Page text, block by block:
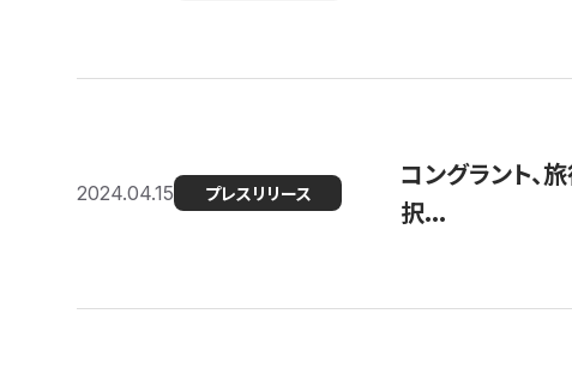
2024.04.15 プレスリリース
コングラント、
択...